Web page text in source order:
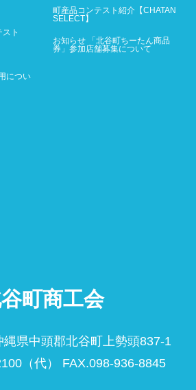
ト
につい
町産品コンテスト紹介【CHATAN
SELECT】
お知らせ 「北谷町ちーたん商品
券」参加店舗募集について
町商工会
県中頭郡北谷町上勢頭837-1
（代） FAX.098-936-8845